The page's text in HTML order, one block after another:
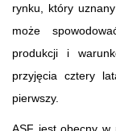
rynku, który
może
produkcji i
przyjęcia cztery
pierwszy.
ASF jest obecny w